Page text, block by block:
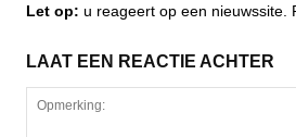
Let op: u reageert op een nieuwssite.
LAAT EEN REACTIE ACHTER